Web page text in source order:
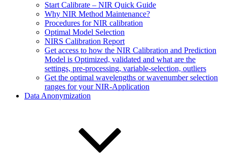
Start Calibrate – NIR Quick Guide
Why NIR Method Maintenance?
Procedures for NIR calibration
Optimal Model Selection
NIRS Calibration Report
Get access to how the NIR Calibration and Prediction
Model is Optimized, validated and what are the
settings, pre-processing, variable-selection, outliers
Get the optimal wavelengths or wavenumber selection
ranges for your NIR-Application
Data Anonymization